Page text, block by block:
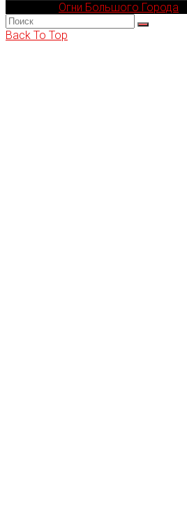
Огни Большого Города
Back To Top